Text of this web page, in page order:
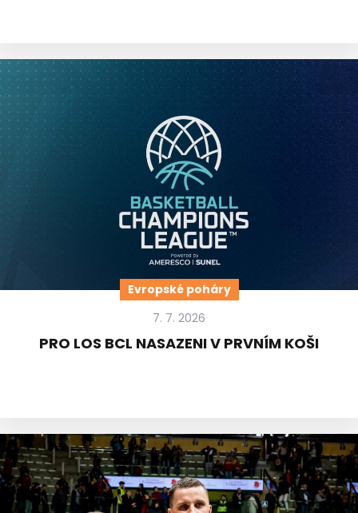
Evropské poháry
7. 7. 2026
PRO LOS BCL NASAZENI V PRVNÍM KOŠI